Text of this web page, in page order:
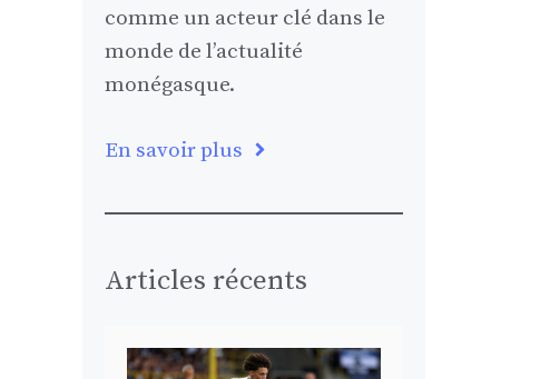
comme un acteur clé dans le
monde de l’actualité
monégasque.
En savoir plus
Articles récents